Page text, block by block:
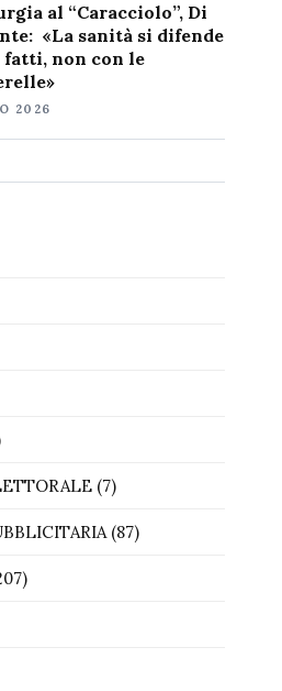
al “Caracciolo”, Di
«La sanità si difende
fatti, non con le
2026
(7)
(87)